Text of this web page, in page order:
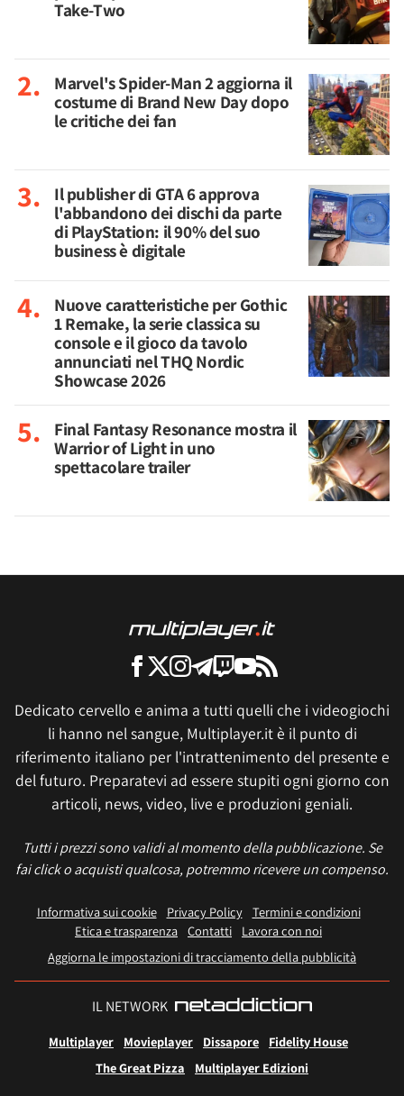
Take-Two
Marvel's Spider-Man 2 aggiorna il
costume di Brand New Day dopo
le critiche dei fan
Il publisher di GTA 6 approva
l'abbandono dei dischi da parte
di PlayStation: il 90% del suo
business è digitale
Nuove caratteristiche per Gothic
1 Remake, la serie classica su
console e il gioco da tavolo
annunciati nel THQ Nordic
Showcase 2026
Final Fantasy Resonance mostra il
Warrior of Light in uno
spettacolare trailer
Dedicato cervello e anima a tutti quelli che i videogiochi
li hanno nel sangue, Multiplayer.it è il punto di
riferimento italiano per l'intrattenimento del presente e
del futuro. Preparatevi ad essere stupiti ogni giorno con
articoli, news, video, live e produzioni geniali.
Tutti i prezzi sono validi al momento della pubblicazione. Se
fai click o acquisti qualcosa, potremmo ricevere un compenso.
Informativa sui cookie Privacy Policy
Termini e condizioni
Etica e trasparenza Contatti
Lavora con noi
Aggiorna le impostazioni di tracciamento della pubblicità
IL NETWORK
Multiplayer Movieplayer Dissapore
Fidelity House
The Great Pizza
Multiplayer Edizioni